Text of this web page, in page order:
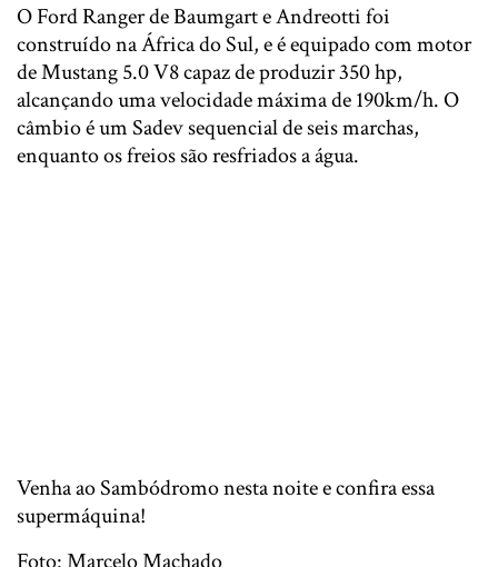
O Ford Ranger de Baumgart e Andreotti foi
construído na África do Sul, e é equipado com motor
de Mustang 5.0 V8 capaz de produzir 350 hp,
alcançando uma velocidade máxima de 190km/h. O
câmbio é um Sadev sequencial de seis marchas,
enquanto os freios são resfriados a água.
Venha ao Sambódromo nesta noite e confira essa
supermáquina!
Foto: Marcelo Machado